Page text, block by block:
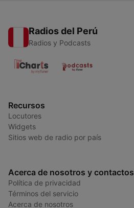
Radios del Perú
Radios y Podcasts
Recursos
Locutores
Widgets
Sitios web de radio por país
Acerca de nosotros y contactos
Política de privacidad
Términos del servicio
Acerca de nosotros